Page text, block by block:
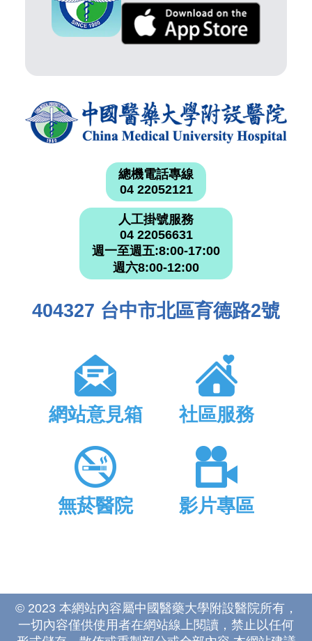
總機電話專線
04 22052121
人工掛號服務
04 22056631
週一至週五:8:00-17:00
週六8:00-12:00
404327 台中市北區育德路2號
網站意見箱 社區服務
無菸醫院 影片專區
© 2023 本網站內容屬中國醫藥大學附設醫院所有，
一切內容僅供使用者在網站線上閱讀，禁止以任何